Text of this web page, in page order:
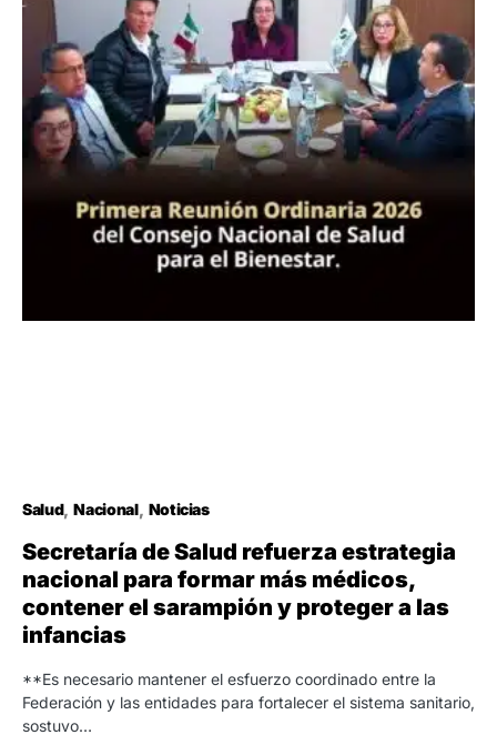
Salud Nacional Noticias
Secretaría de Salud refuerza estrategia
nacional para formar más médicos,
contener el sarampión y proteger a las
infancias
**Es necesario mantener el esfuerzo coordinado entre la
Federación y las entidades para fortalecer el sistema sanitario,
sostuvo…